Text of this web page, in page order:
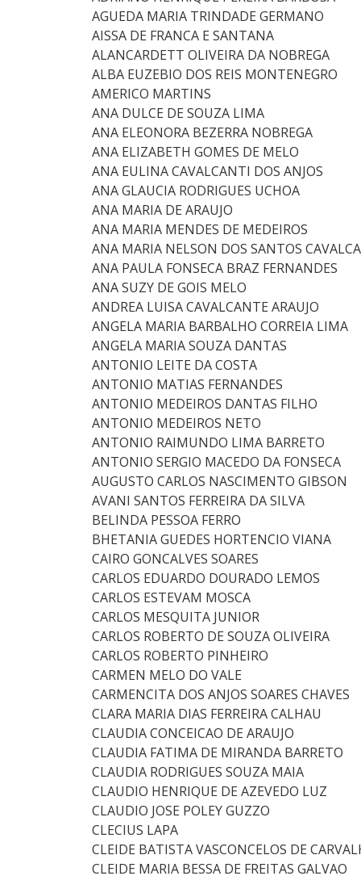
AGUEDA MARIA TRINDADE GERMANO
AISSA DE FRANCA E SANTANA
ALANCARDETT OLIVEIRA DA NOBREGA
ALBA EUZEBIO DOS REIS MONTENEGRO
AMERICO MARTINS
ANA DULCE DE SOUZA LIMA
ANA ELEONORA BEZERRA NOBREGA
ANA ELIZABETH GOMES DE MELO
ANA EULINA CAVALCANTI DOS ANJOS
ANA GLAUCIA RODRIGUES UCHOA
ANA MARIA DE ARAUJO
ANA MARIA MENDES DE MEDEIROS
ANA MARIA NELSON DOS SANTOS
ANA PAULA FONSECA BRAZ FERNANDES
ANA SUZY DE GOIS MELO
ANDREA LUISA CAVALCANTE ARAUJO
ANGELA MARIA BARBALHO CORREIA LIMA
ANGELA MARIA SOUZA DANTAS
ANTONIO LEITE DA COSTA
ANTONIO MATIAS FERNANDES
ANTONIO MEDEIROS DANTAS FILHO
ANTONIO MEDEIROS NETO
ANTONIO RAIMUNDO LIMA BARRETO
ANTONIO SERGIO MACEDO DA FONSECA
AUGUSTO CARLOS NASCIMENTO GIBSON
AVANI SANTOS FERREIRA DA SILVA
BELINDA PESSOA FERRO
BHETANIA GUEDES HORTENCIO VIANA
CAIRO GONCALVES SOARES
CARLOS EDUARDO DOURADO LEMOS
CARLOS ESTEVAM MOSCA
CARLOS MESQUITA JUNIOR
CARLOS ROBERTO DE SOUZA OLIVEIRA
CARLOS ROBERTO PINHEIRO
CARMEN MELO DO VALE
CARMENCITA DOS ANJOS SOARES CHAVES
CLARA MARIA DIAS FERREIRA CALHAU
CLAUDIA CONCEICAO DE ARAUJO
CLAUDIA FATIMA DE MIRANDA BARRETO
CLAUDIA RODRIGUES SOUZA MAIA
CLAUDIO HENRIQUE DE AZEVEDO LUZ
CLAUDIO JOSE POLEY GUZZO
CLECIUS LAPA
CLEIDE BATISTA VASCONCELOS DE
CLEIDE MARIA BESSA DE FREITAS GALVAO